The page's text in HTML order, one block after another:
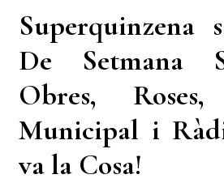
Superquinzena
De Setmana
Obres,
Municipal i
va la Cosa!